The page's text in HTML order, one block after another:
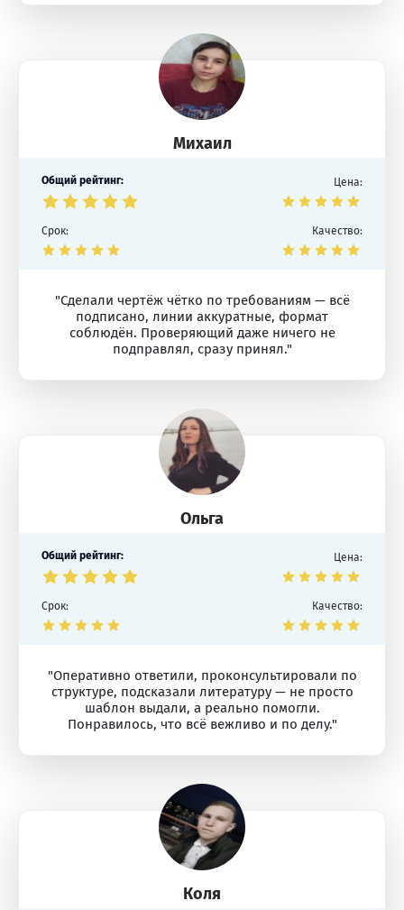
Михаил
Общий рейтинг: Цена:
Срок: Качество:
"Сделали чертёж чётко по требованиям — всё
подписано, линии аккуратные, формат
соблюдён. Проверяющий даже ничего не
подправлял, сразу принял."
Ольга
Общий рейтинг: Цена:
Срок: Качество:
"Оперативно ответили, проконсультировали по
структуре, подсказали литературу — не просто
шаблон выдали, а реально помогли.
Понравилось, что всё вежливо и по делу."
Коля